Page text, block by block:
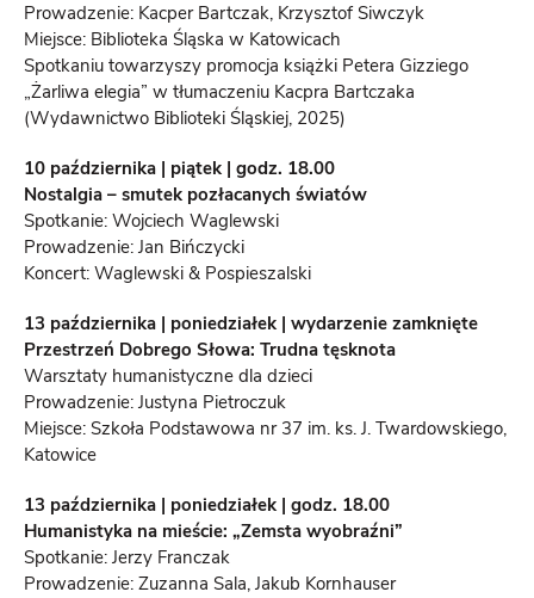
Prowadzenie: Kacper Bartczak, Krzysztof Siwczyk
Miejsce: Biblioteka Śląska w Katowicach
Spotkaniu towarzyszy promocja książki Petera Gizziego
„Żarliwa elegia” w tłumaczeniu Kacpra Bartczaka
(Wydawnictwo Biblioteki Śląskiej, 2025)
10 października | piątek | godz. 18.00
Nostalgia – smutek pozłacanych światów
Spotkanie: Wojciech Waglewski
Prowadzenie: Jan Bińczycki
Koncert: Waglewski & Pospieszalski
13 października | poniedziałek | wydarzenie zamknięte
Przestrzeń Dobrego Słowa: Trudna tęsknota
Warsztaty humanistyczne dla dzieci
Prowadzenie: Justyna Pietroczuk
Miejsce: Szkoła Podstawowa nr 37 im. ks. J. Twardowskiego,
Katowice
13 października | poniedziałek | godz. 18.00
Humanistyka na mieście: „Zemsta wyobraźni”
Spotkanie: Jerzy Franczak
Prowadzenie: Zuzanna Sala, Jakub Kornhauser